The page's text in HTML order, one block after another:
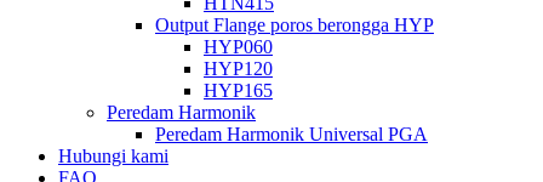
Output Flange poros berongga HYP
HYP060
HYP120
HYP165
Peredam Harmonik
Peredam Harmonik Universal PGA
Hubungi kami
FAQ